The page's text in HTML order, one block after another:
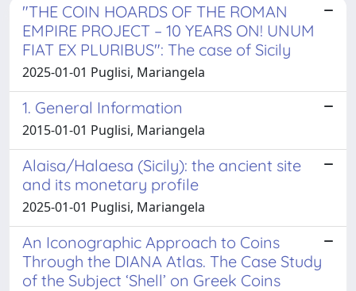
"THE COIN HOARDS OF THE ROMAN
EMPIRE PROJECT – 10 YEARS ON! UNUM
FIAT EX PLURIBUS": The case of Sicily
2025-01-01 Puglisi, Mariangela
1. General Information
2015-01-01 Puglisi, Mariangela
Alaisa/Halaesa (Sicily): the ancient site
and its monetary profile
2025-01-01 Puglisi, Mariangela
An Iconographic Approach to Coins
Through the DIANA Atlas. The Case Study
of the Subject ‘Shell’ on Greek Coins